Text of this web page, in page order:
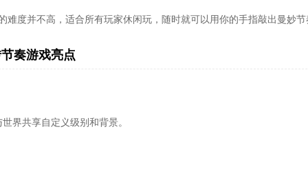
难度并不高，适合所有玩家休闲玩，随时就可以用你的手指敲出曼妙节
奏游戏亮点
界共享自定义级别和背景。